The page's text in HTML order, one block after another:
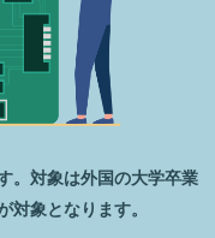
。対象は外国の大学卒業
対象となります。